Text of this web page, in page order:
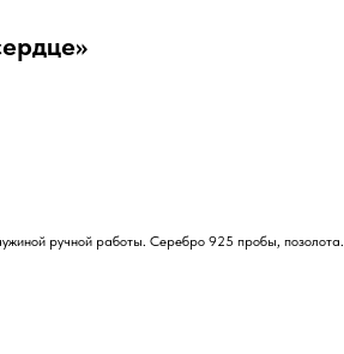
ручной работы. Серебро 925 пробы, позолота.